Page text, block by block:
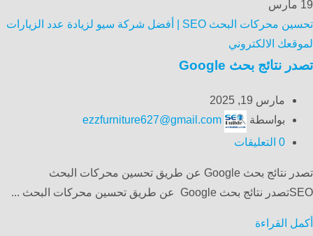
19 مارس
تحسين محركات البحث SEO | أفضل شركة سيو لزيادة عدد الزيارات
لموقعك الالكتروني
تصدر نتائج بحث Google
مارس 19, 2025
بواسطة
ezzfurniture627@gmail.com
0 التعليقات
تصدر نتائج بحث Google عن طريق تحسين محركات البحث
SEOتصدر نتائج بحث Google عن طريق تحسين محركات البحث ...
أكمل القراءة